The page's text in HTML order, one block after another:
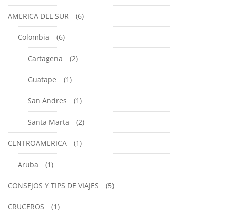
AMERICA DEL SUR (6)
Colombia (6)
Cartagena (2)
Guatape (1)
San Andres (1)
Santa Marta (2)
CENTROAMERICA (1)
Aruba (1)
CONSEJOS Y TIPS DE VIAJES (5)
CRUCEROS (1)